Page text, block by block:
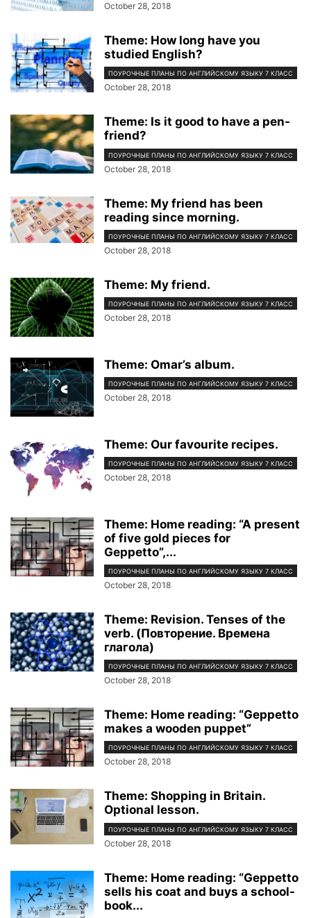
October 28, 2018
Theme: How long have you
studied English?
ПОУРОЧНЫЕ ПЛАНЫ ПО АНГЛИЙСКОМУ ЯЗЫКУ 7 КЛАСС
October 28, 2018
Theme: Is it good to have a pen-
friend?
ПОУРОЧНЫЕ ПЛАНЫ ПО АНГЛИЙСКОМУ ЯЗЫКУ 7 КЛАСС
October 28, 2018
Theme: My friend has been
reading since morning.
ПОУРОЧНЫЕ ПЛАНЫ ПО АНГЛИЙСКОМУ ЯЗЫКУ 7 КЛАСС
October 28, 2018
Theme: My friend.
ПОУРОЧНЫЕ ПЛАНЫ ПО АНГЛИЙСКОМУ ЯЗЫКУ 7 КЛАСС
October 28, 2018
Theme: Omar’s album.
ПОУРОЧНЫЕ ПЛАНЫ ПО АНГЛИЙСКОМУ ЯЗЫКУ 7 КЛАСС
October 28, 2018
Theme: Our favourite recipes.
ПОУРОЧНЫЕ ПЛАНЫ ПО АНГЛИЙСКОМУ ЯЗЫКУ 7 КЛАСС
October 28, 2018
Theme: Home reading: “A present
of five gold pieces for
Geppetto”,...
ПОУРОЧНЫЕ ПЛАНЫ ПО АНГЛИЙСКОМУ ЯЗЫКУ 7 КЛАСС
October 28, 2018
Theme: Revision. Tenses of the
verb. (Повторение. Времена
глагола)
ПОУРОЧНЫЕ ПЛАНЫ ПО АНГЛИЙСКОМУ ЯЗЫКУ 7 КЛАСС
October 28, 2018
Theme: Home reading: “Geppetto
makes a wooden puppet”
ПОУРОЧНЫЕ ПЛАНЫ ПО АНГЛИЙСКОМУ ЯЗЫКУ 7 КЛАСС
October 28, 2018
Theme: Shopping in Britain.
Optional lesson.
ПОУРОЧНЫЕ ПЛАНЫ ПО АНГЛИЙСКОМУ ЯЗЫКУ 7 КЛАСС
October 28, 2018
Theme: Home reading: “Geppetto
sells his coat and buys a school-
book...